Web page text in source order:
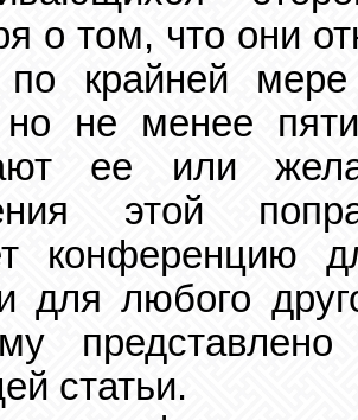
о том, что они
крайней мере
но не менее
ее или
этой
конференцию
для любого
статьи.